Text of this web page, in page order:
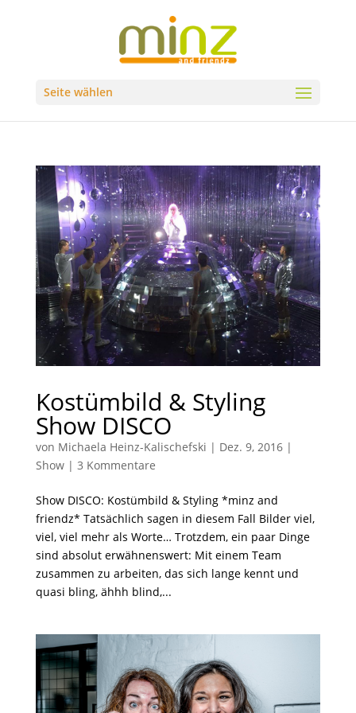
Seite wählen
Kostümbild & Styling
Show DISCO
von Michaela Heinz-Kalischefski | Dez. 9, 2016|
Show| 3 Kommentare
Show DISCO: Kostümbild & Styling *minz and
friendz* Tatsächlich sagen in diesem Fall Bilder viel,
viel, viel mehr als Worte… Trotzdem, ein paar Dinge
sind absolut erwähnenswert: Mit einem Team
zusammen zu arbeiten, das sich lange kennt und
quasi bling, ähhh blind,...